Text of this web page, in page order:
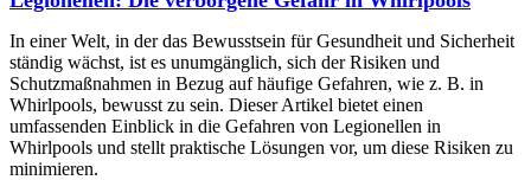
In einer Welt, in der das Bewusstsein für Gesundheit und Sicherheit
ständig wächst, ist es unumgänglich, sich der Risiken und
Schutzmaßnahmen in Bezug auf häufige Gefahren, wie z. B. in
Whirlpools, bewusst zu sein. Dieser Artikel bietet einen
umfassenden Einblick in die Gefahren von Legionellen in
Whirlpools und stellt praktische Lösungen vor, um diese Risiken zu
minimieren.